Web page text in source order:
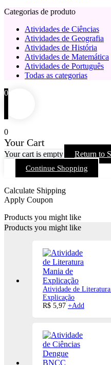
Categorias de produto
Atividades de Ciências
Atividades de Geografia
Atividades de História
Atividades de Matemática
Atividades de Português
Todas as categorias
0
0
Your Cart
Your cart is empty Return to
Continue Shopping
Calculate Shipping
Apply Coupon
Products you might like
Products you might like
Atividade de
Explicação
R$ 5,97 +Add